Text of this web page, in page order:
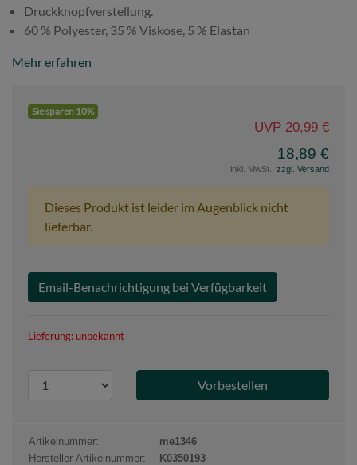
Druckknopfverstellung.
60 % Polyester, 35 % Viskose, 5 % Elastan
Mehr erfahren
Sie sparen 10%
UVP 20,99 €
18,89 €
inkl. MwSt., zzgl. Versand
Dieses Produkt ist leider im Augenblick nicht
lieferbar.
Email-Benachrichtigung bei Verfügbarkeit
Lieferung: unbekannt
r
d
u
Artikelnummer:
me1346
Hersteller-Artikelnummer:
K0350193